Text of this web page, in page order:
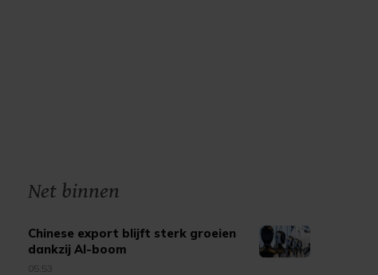
Net binnen
Chinese export blijft sterk groeien
dankzij AI-boom
05:53